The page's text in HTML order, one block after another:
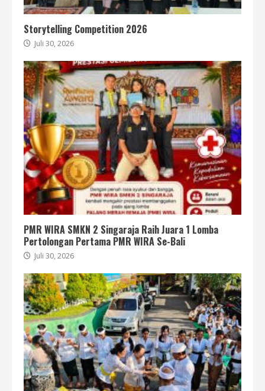
Storytelling Competition 2026
Juli 30, 2026
PMR WIRA SMKN 2 Singaraja Raih Juara 1 Lomba
Pertolongan Pertama PMR WIRA Se-Bali
Juli 30, 2026